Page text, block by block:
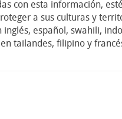
con esta información,
a sus culturas y
español, swahili,
tailandes, filipino y